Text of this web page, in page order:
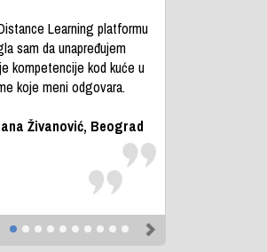
Learning platformu
sam da unapređujem
kompetencije kod kuće u
koje meni odgovara.
Živanović, Beograd